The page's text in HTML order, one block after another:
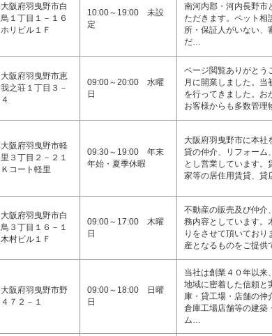
大阪府羽曳野市白
鳥１丁目１－１６
ホリビル１Ｆ
10:00～19:00 未設
定
南河内郡・河内長野市
ただきます。ペット相
所・保証人がいない、
だ…
大阪府羽曳野市恵
我之荘１丁目３－
４
09:00～20:00 水曜
日
ページ閲覧ありがとう
月に開業しました。当
を行ってきました。お
お客様からも多数管
大阪府羽曳野市軽
里３丁目２－２１
Ｋコート軽里
09:30～19:00 年末
年始・夏季休暇
大阪府羽曳野市に本社
貸の仲介、リフォーム
とし営業しています。
家等の居住用賃貸、
大阪府羽曳野市白
鳥３丁目１６－１
木村ビル１Ｆ
09:00～17:00 木曜
日
不動産の販売及び仲介
務内容としています。
りをさせて頂いており
産となるものをご提
大阪府羽曳野市野
４７２－１
09:00～18:00 日曜
日
当社は創業４０年以来
地域に密着した信頼と
庫・貸工場・店舗の仲
倉庫工場店舗等の建築
ム…